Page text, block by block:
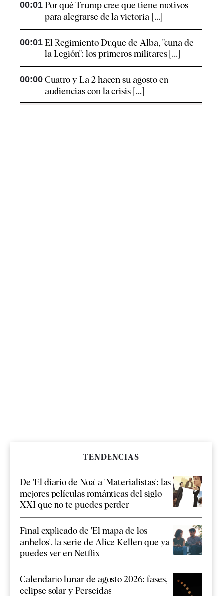
00:01 Por qué Trump cree que tiene motivos
para alegrarse de la victoria [...]
00:01 El Regimiento Duque de Alba, "cuna de
la Legión": los primeros militares [...]
00:00 Cuatro y La 2 hacen su agosto en
audiencias con la crisis [...]
TENDENCIAS
De 'El diario de Noa' a 'Materialistas': las
mejores películas románticas del siglo
XXI que no te puedes perder
Final explicado de 'El mapa de los
anhelos', la serie de Alice Kellen que ya
puedes ver en Netflix
Calendario lunar de agosto 2026: fases,
eclipse solar y Perseidas